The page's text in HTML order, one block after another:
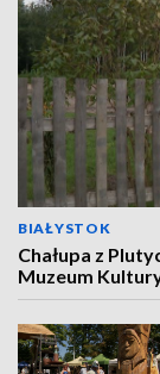
BIAŁYSTOK
Chałupa z
Muzeum